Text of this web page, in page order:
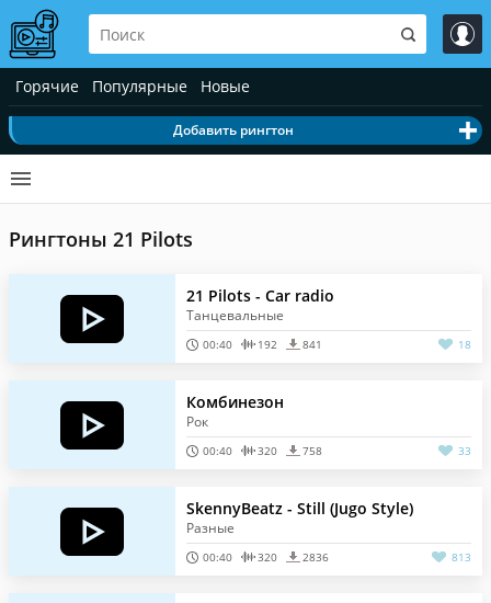
Горячие Популярные Новые
Добавить рингтон
Рингтоны 21 Pilots
21 Pilots - Car radio
Танцевальные
00:40 192 841 18
Комбинезон
Рок
00:40 320 758 33
SkennyBeatz - Still (Jugo Style)
Разные
00:40 320 2836 813